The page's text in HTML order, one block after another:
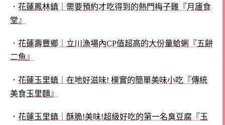
． 花蓮鳳林鎮｜需要預約才吃得到的熱門梅子雞『月廬食
堂』
． 花蓮壽豐鄉｜立川漁場內CP值超高的大份量蛤蜊『五餅
二魚』
． 花蓮玉里鎮｜在地好滋味! 樸實的簡單美味小吃『傳統
美食玉里麵』
． 花蓮玉里鎮｜酥脆!美味!超級好吃的第一名臭豆腐『玉